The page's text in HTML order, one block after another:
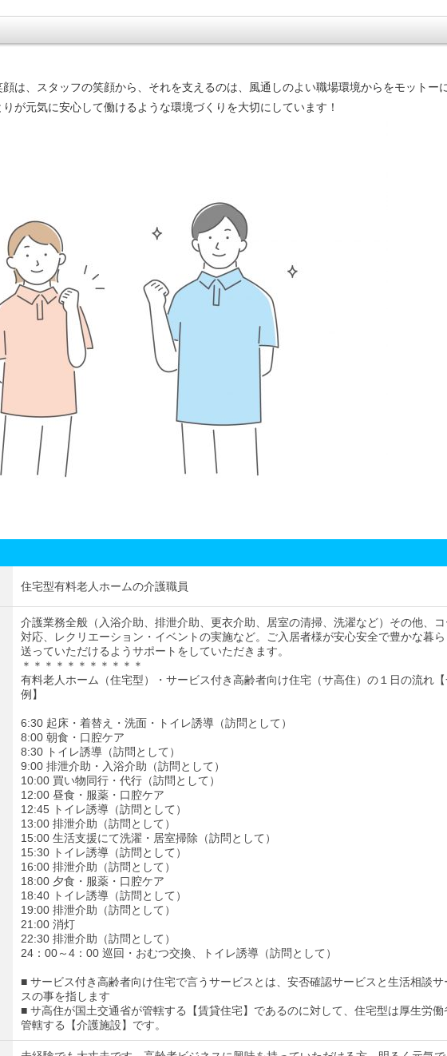
は、スタッフの笑顔から、それを支えるのは、風通しのよい職場環境からをモットー
が元気に安心して働けるような環境づくりを大切にしています！
住宅型有料老人ホームの介護職員
介護業務全般（入浴介助、排泄介助、更衣介助、居室の清掃、洗濯など）その他、
対応、レクリエーション・イベントの実施など。ご入居者様が安心安全で豊かな暮
送っていただけるようサポートをしていただきます。
＊＊＊＊＊＊＊＊＊＊＊
有料老人ホーム（住宅型）・サービス付き高齢者向け住宅（サ高住）の１日の流れ
例】
6:30 起床・着替え・洗面・トイレ誘導（訪問として）
8:00 朝食・口腔ケア
8:30 トイレ誘導（訪問として）
9:00 排泄介助・入浴介助（訪問として）
10:00 買い物同行・代行（訪問として）
12:00 昼食・服薬・口腔ケア
12:45 トイレ誘導（訪問として）
13:00 排泄介助（訪問として）
15:00 生活支援にて洗濯・居室掃除（訪問として）
15:30 トイレ誘導（訪問として）
16:00 排泄介助（訪問として）
18:00 夕食・服薬・口腔ケア
18:40 トイレ誘導（訪問として）
19:00 排泄介助（訪問として）
21:00 消灯
22:30 排泄介助（訪問として）
24：00～4：00 巡回・おむつ交換、トイレ誘導（訪問として）
■ サービス付き高齢者向け住宅で言うサービスとは、安否確認サービスと生活相談サ
スの事を指します
■ サ高住が国土交通省が管轄する【賃貸住宅】であるのに対して、住宅型は厚生労働
管轄する【介護施設】です。